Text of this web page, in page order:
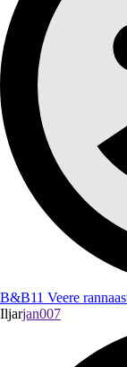
B&B11 Veere
Iljarjan007